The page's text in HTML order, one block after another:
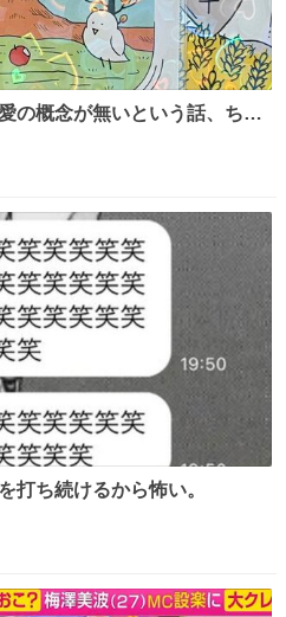
の概念が無いという話、ちい
・女教皇あたりは性別を意識
だよね。かなり徹底している
打ち続けるから怖い。